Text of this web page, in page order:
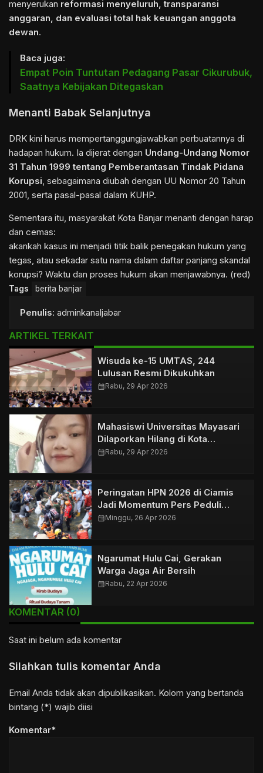
menyerukan reformasi menyeluruh, transparansi
anggaran, dan evaluasi total hak keuangan anggota
dewan.
Baca juga:
Empat Poin Tuntutan Pedagang Pasar Cikurubuk,
Saatnya Kebijakan Ditegaskan
Menanti Babak Selanjutnya
DRK kini harus mempertanggungjawabkan perbuatannya di
hadapan hukum. Ia dijerat dengan Undang-Undang Nomor
31 Tahun 1999 tentang Pemberantasan Tindak Pidana
Korupsi, sebagaimana diubah dengan UU Nomor 20 Tahun
2001, serta pasal-pasal dalam KUHP.
Sementara itu, masyarakat Kota Banjar menanti dengan harap
dan cemas:
akankah kasus ini menjadi titik balik penegakan hukum yang
tegas, atau sekadar satu nama dalam daftar panjang skandal
korupsi? Waktu dan proses hukum akan menjawabnya. (red)
Tags berita banjar
Penulis: adminkanaljabar
ARTIKEL TERKAIT
Wisuda ke-15 UMTAS, 244
Lulusan Resmi Dikukuhkan
calendar_monthRabu, 29 Apr 2026
Mahasiswi Universitas Mayasari
Dilaporkan Hilang di Kota
Tasikmalaya
calendar_monthRabu, 29 Apr 2026
Peringatan HPN 2026 di Ciamis
Jadi Momentum Pers Peduli
Lingkungan
calendar_monthMinggu, 26 Apr 2026
Ngarumat Hulu Cai, Gerakan
Warga Jaga Air Bersih
calendar_monthRabu, 22 Apr 2026
KOMENTAR (0)
Saat ini belum ada komentar
Silahkan tulis komentar Anda
Email Anda tidak akan dipublikasikan. Kolom yang bertanda
bintang (*) wajib diisi
Komentar*